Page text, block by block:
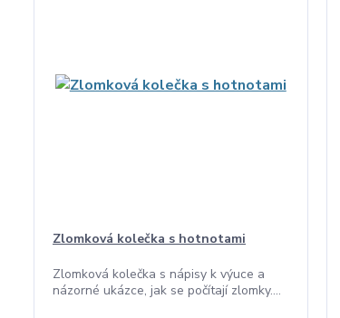
Zlomková kolečka s hotnotami
Zlomková kolečka s nápisy k výuce a
názorné ukázce, jak se počítají zlomky....